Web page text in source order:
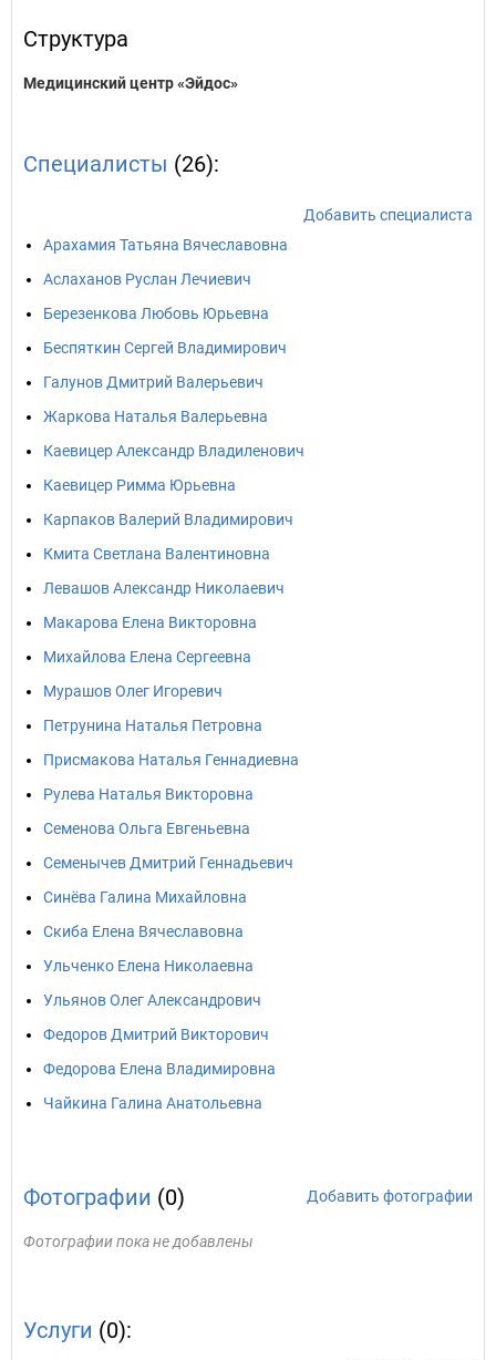
Структура
Медицинский центр «Эйдос»
Специалисты (26):
Добавить специалиста
Арахамия Татьяна Вячеславовна
Аслаханов Руслан Лечиевич
Березенкова Любовь Юрьевна
Беспяткин Сергей Владимирович
Галунов Дмитрий Валерьевич
Жаркова Наталья Валерьевна
Каевицер Александр Владиленович
Каевицер Римма Юрьевна
Карпаков Валерий Владимирович
Кмита Светлана Валентиновна
Левашов Александр Николаевич
Макарова Елена Викторовна
Михайлова Елена Сергеевна
Мурашов Олег Игоревич
Петрунина Наталья Петровна
Присмакова Наталья Геннадиевна
Рулева Наталья Викторовна
Семенова Ольга Евгеньевна
Семенычев Дмитрий Геннадьевич
Синёва Галина Михайловна
Скиба Елена Вячеславовна
Ульченко Елена Николаевна
Ульянов Олег Александрович
Федоров Дмитрий Викторович
Федорова Елена Владимировна
Чайкина Галина Анатольевна
Фотографии (0) Добавить фотографии
Фотографии пока не добавлены
Услуги (0):